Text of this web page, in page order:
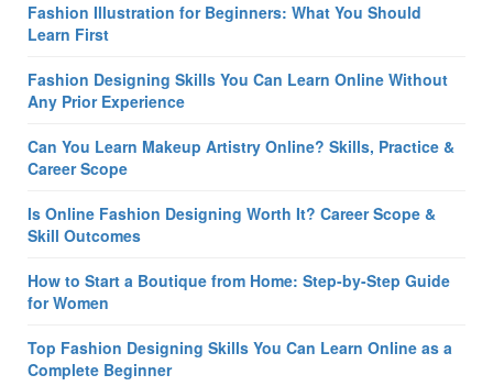
Fashion Illustration for Beginners: What You Should
Learn First
Fashion Designing Skills You Can Learn Online Without
Any Prior Experience
Can You Learn Makeup Artistry Online? Skills, Practice &
Career Scope
Is Online Fashion Designing Worth It? Career Scope &
Skill Outcomes
How to Start a Boutique from Home: Step-by-Step Guide
for Women
Top Fashion Designing Skills You Can Learn Online as a
Complete Beginner